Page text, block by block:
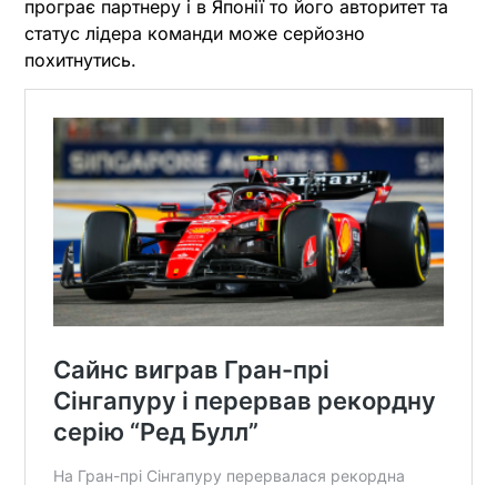
програє партнеру і в Японії то його авторитет та
статус лідера команди може серйозно
похитнутись.